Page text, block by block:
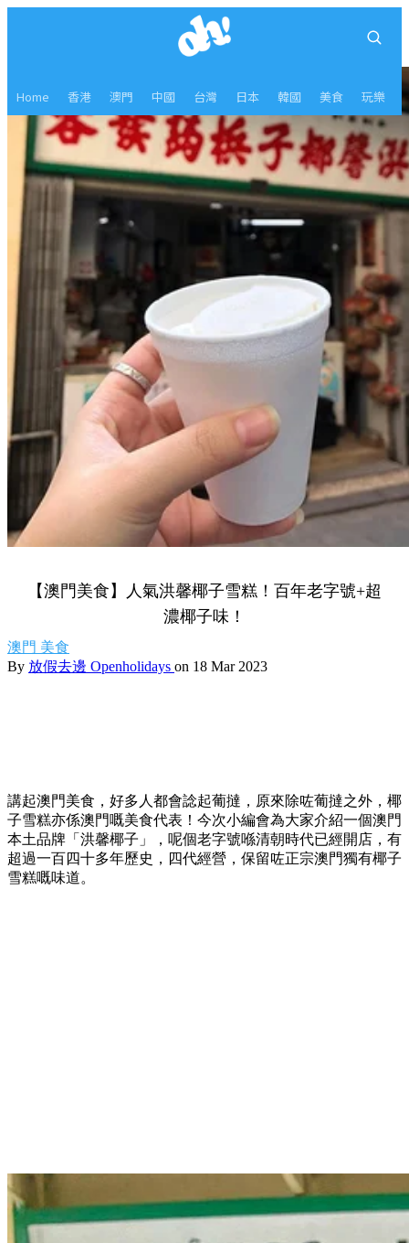
Home 香港 澳門 中國 台灣 日本 韓國 美食 玩樂
【澳門美食】人氣洪馨椰子雪糕！百年老字號+超
濃椰子味！
澳門 美食
By 放假去邊 Openholidays on 18 Mar 2023
講起澳門美食，好多人都會諗起葡撻，原來除咗葡撻之外，椰
子雪糕亦係澳門嘅美食代表！今次小編會為大家介紹一個澳門
本土品牌「洪馨椰子」，呢個老字號喺清朝時代已經開店，有
超過一百四十多年歷史，四代經營，保留咗正宗澳門獨有椰子
雪糕嘅味道。